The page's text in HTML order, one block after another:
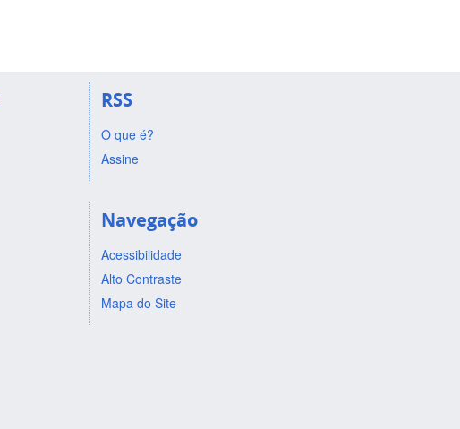
RSS
O que é?
Assine
Navegação
Acessibilidade
Alto Contraste
Mapa do Site